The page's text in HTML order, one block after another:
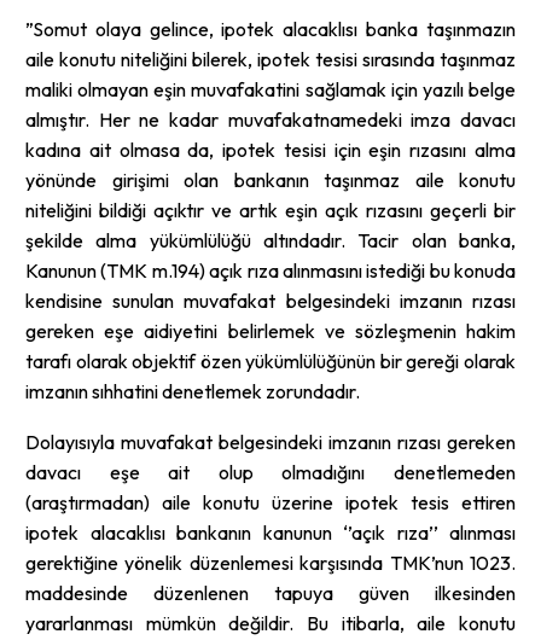
”Somut olaya gelince, ipotek alacaklısı banka taşınmazın
aile konutu niteliğini bilerek, ipotek tesisi sırasında taşınmaz
maliki olmayan eşin muvafakatini sağlamak için yazılı belge
almıştır. Her ne kadar muvafakatnamedeki imza davacı
kadına ait olmasa da, ipotek tesisi için eşin rızasını alma
yönünde girişimi olan bankanın taşınmaz aile konutu
niteliğini bildiği açıktır ve artık eşin açık rızasını geçerli bir
şekilde alma yükümlülüğü altındadır. Tacir olan banka,
Kanunun (TMK m.194) açık rıza alınmasını istediği bu konuda
kendisine sunulan muvafakat belgesindeki imzanın rızası
gereken eşe aidiyetini belirlemek ve sözleşmenin hakim
tarafı olarak objektif özen yükümlülüğünün bir gereği olarak
imzanın sıhhatini denetlemek zorundadır.
Dolayısıyla muvafakat belgesindeki imzanın rızası gereken
davacı eşe ait olup olmadığını denetlemeden
(araştırmadan) aile konutu üzerine ipotek tesis ettiren
ipotek alacaklısı bankanın kanunun ‘’açık rıza’’ alınması
gerektiğine yönelik düzenlemesi karşısında TMK’nun 1023.
maddesinde düzenlenen tapuya güven ilkesinden
yararlanması mümkün değildir. Bu itibarla, aile konutu